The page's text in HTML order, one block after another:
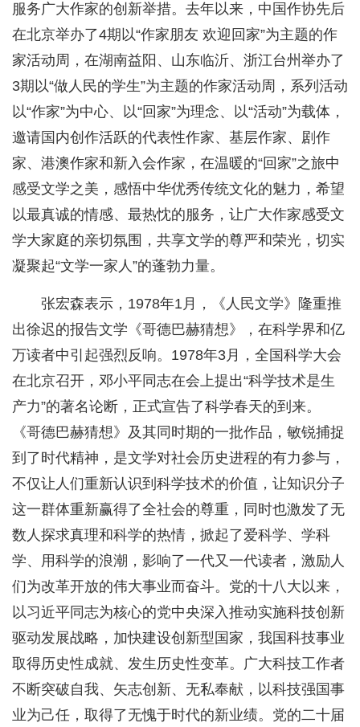
服务广大作家的创新举措。去年以来，中国作协先后
在北京举办了4期以“作家朋友 欢迎回家”为主题的作
家活动周，在湖南益阳、山东临沂、浙江台州举办了
3期以“做人民的学生”为主题的作家活动周，系列活动
以“作家”为中心、以“回家”为理念、以“活动”为载体，
邀请国内创作活跃的代表性作家、基层作家、剧作
家、港澳作家和新入会作家，在温暖的“回家”之旅中
感受文学之美，感悟中华优秀传统文化的魅力，希望
以最真诚的情感、最热忱的服务，让广大作家感受文
学大家庭的亲切氛围，共享文学的尊严和荣光，切实
凝聚起“文学一家人”的蓬勃力量。
张宏森表示，1978年1月，《人民文学》隆重推
出徐迟的报告文学《哥德巴赫猜想》，在科学界和亿
万读者中引起强烈反响。1978年3月，全国科学大会
在北京召开，邓小平同志在会上提出“科学技术是生
产力”的著名论断，正式宣告了科学春天的到来。
《哥德巴赫猜想》及其同时期的一批作品，敏锐捕捉
到了时代精神，是文学对社会历史进程的有力参与，
不仅让人们重新认识到科学技术的价值，让知识分子
这一群体重新赢得了全社会的尊重，同时也激发了无
数人探求真理和科学的热情，掀起了爱科学、学科
学、用科学的浪潮，影响了一代又一代读者，激励人
们为改革开放的伟大事业而奋斗。党的十八大以来，
以习近平同志为核心的党中央深入推动实施科技创新
驱动发展战略，加快建设创新型国家，我国科技事业
取得历史性成就、发生历史性变革。广大科技工作者
不断突破自我、矢志创新、无私奉献，以科技强国事
业为己任，取得了无愧于时代的新业绩。党的二十届